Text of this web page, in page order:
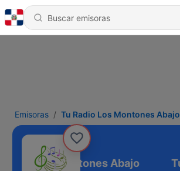
Emisoras Tu Radio Los Montones Abajo
Radio Los Montones Abajo